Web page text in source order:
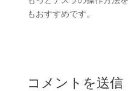
もおすすめです。
コメントを送信